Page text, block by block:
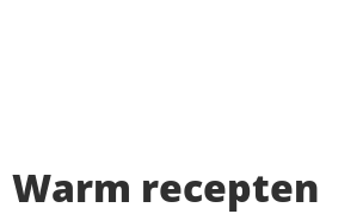
Warm recepten